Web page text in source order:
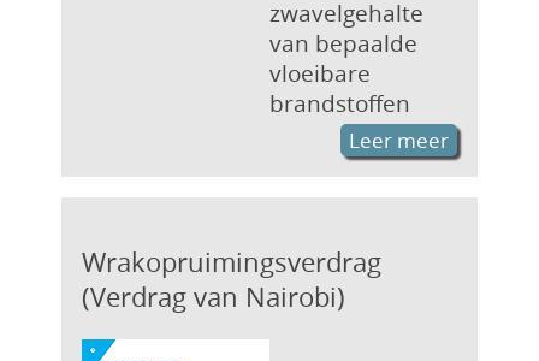
zwavelgehalte
van bepaalde
vloeibare
brandstoffen
Leer meer
Wrakopruimingsverdrag
(Verdrag van Nairobi)